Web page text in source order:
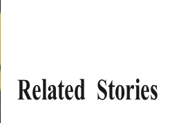
Related Stories